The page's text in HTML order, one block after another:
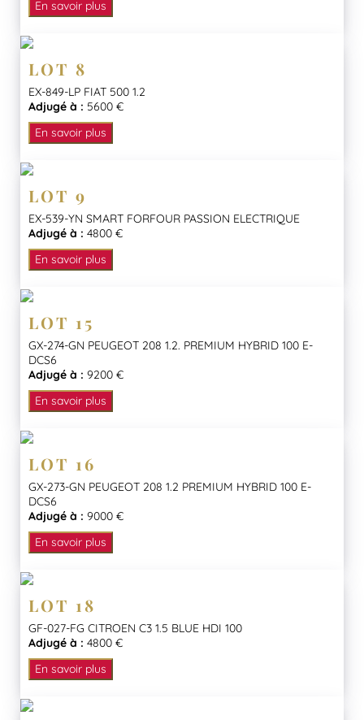
En savoir plus
LOT 8
EX-849-LP FIAT 500 1.2
Adjugé à : 5600 €
En savoir plus
LOT 9
EX-539-YN SMART FORFOUR PASSION ELECTRIQUE
Adjugé à : 4800 €
En savoir plus
LOT 15
GX-274-GN PEUGEOT 208 1.2. PREMIUM HYBRID 100 E-
DCS6
Adjugé à : 9200 €
En savoir plus
LOT 16
GX-273-GN PEUGEOT 208 1.2 PREMIUM HYBRID 100 E-
DCS6
Adjugé à : 9000 €
En savoir plus
LOT 18
GF-027-FG CITROEN C3 1.5 BLUE HDI 100
Adjugé à : 4800 €
En savoir plus